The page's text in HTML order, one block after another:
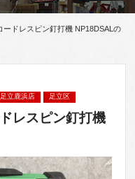
ードレスピン釘打機 NP18DSALの
足立鹿浜店 足立区
レスピン釘打機